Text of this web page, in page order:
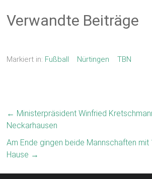
Verwandte Beiträge
Markiert in: Fußball Nürtingen TBN
← Ministerpräsident Winfried
Neckarhausen
Am Ende gingen beide Mannschaften mit
Hause →